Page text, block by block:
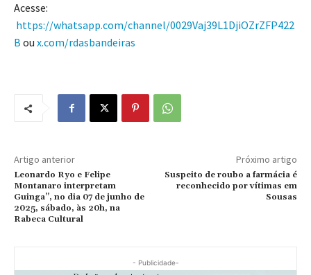
Acesse:
https://whatsapp.com/channel/0029Vaj39L1DjiOZrZFP422
B ou x.com/rdasbandeiras
Artigo anterior
Leonardo Ryo e Felipe
Montanaro interpretam
Guinga”, no dia 07 de junho de
2025, sábado, às 20h, na
Rabeca Cultural
Próximo artigo
Suspeito de roubo a farmácia é
reconhecido por vítimas em
Sousas
- Publicidade-